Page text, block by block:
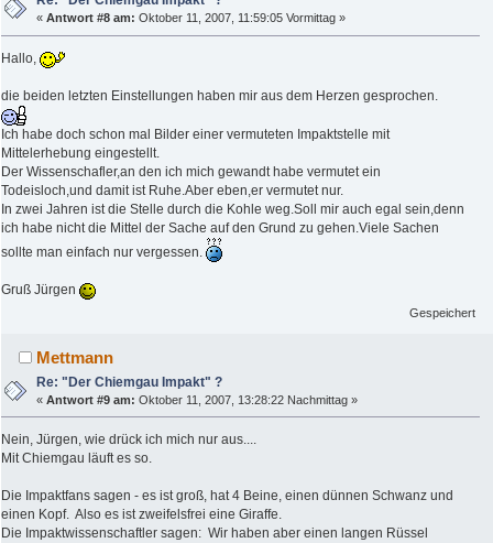
«Antwort #8 am: Oktober 11, 2007, 11:59:05 Vormittag »
Hallo,
die beiden letzten Einstellungen haben mir aus dem Herzen gesprochen.
Ich habe doch schon mal Bilder einer vermuteten Impaktstelle mit
Mittelerhebung eingestellt.
Der Wissenschafler,an den ich mich gewandt habe vermutet ein
Todeisloch,und damit ist Ruhe.Aber eben,er vermutet nur.
In zwei Jahren ist die Stelle durch die Kohle weg.Soll mir auch egal sein,denn
ich habe nicht die Mittel der Sache auf den Grund zu gehen.Viele Sachen
sollte man einfach nur vergessen.
Gruß Jürgen
Gespeichert
Mettmann
Re: "Der Chiemgau Impakt" ?
«Antwort #9 am: Oktober 11, 2007, 13:28:22 Nachmittag »
Nein, Jürgen, wie drück ich mich nur aus....
Mit Chiemgau läuft es so.
Die Impaktfans sagen - es ist groß, hat 4 Beine, einen dünnen Schwanz und
einen Kopf. Also es ist zweifelsfrei eine Giraffe.
Die Impaktwissenschaftler sagen: Wir haben aber einen langen Rüssel